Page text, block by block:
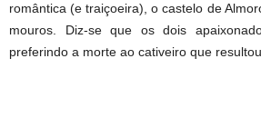
romântica (e traiçoeira), o castelo de
mouros. Diz-se que os dois
preferindo a morte ao cativeiro que